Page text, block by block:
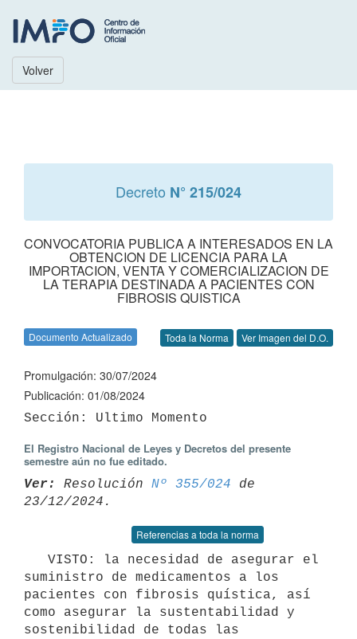
Volver
Decreto N° 215/024
CONVOCATORIA PUBLICA A INTERESADOS EN LA
OBTENCION DE LICENCIA PARA LA
IMPORTACION, VENTA Y COMERCIALIZACION DE
LA TERAPIA DESTINADA A PACIENTES CON
FIBROSIS QUISTICA
Documento Actualizado Toda la Norma Ver Imagen del D.O.
Promulgación: 30/07/2024
Publicación: 01/08/2024
El Registro Nacional de Leyes y Decretos del presente
semestre aún no fue editado.
Ver: Resolución Nº 355/024 de
Referencias a toda la norma
suministro de medicamentos a los
pacientes con fibrosis quística, así
como asegurar la sustentabilidad y
sostenibilidad de todas las